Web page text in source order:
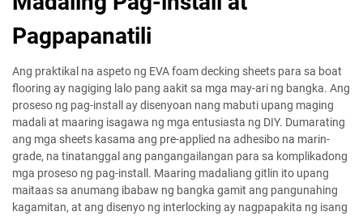
Pagpapanatili
Ang praktikal na aspeto ng EVA foam decking sheets para sa boat
flooring ay nagiging lalo pang aakit sa mga may-ari ng bangka. Ang
proseso ng pag-install ay disenyoan nang mabuti upang maging
madali at maaring isagawa ng mga entusiasta ng DIY. Dumarating
ang mga sheets kasama ang pre-applied na adhesibo na marin-
grade, na tinatanggal ang pangangailangan para sa komplikadong
mga proseso ng pag-install. Maaring madaliang gitlin ito upang
maitaas sa anumang ibabaw ng bangka gamit ang pangunahing
kagamitan, at ang disenyo ng interlocking ay nagpapakita ng isang